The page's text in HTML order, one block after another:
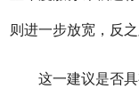
则进一步放宽，反
这一建议是否具